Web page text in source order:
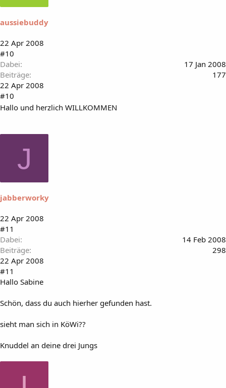
aussiebuddy
22 Apr 2008
#10
Dabei
17 Jan 2008
Beiträge
177
22 Apr 2008
#10
Hallo und herzlich WILLKOMMEN
J
jabberworky
22 Apr 2008
#11
Dabei
14 Feb 2008
Beiträge
298
22 Apr 2008
#11
Hallo Sabine
Schön, dass du auch hierher gefunden hast.
sieht man sich in KöWi??
Knuddel an deine drei Jungs